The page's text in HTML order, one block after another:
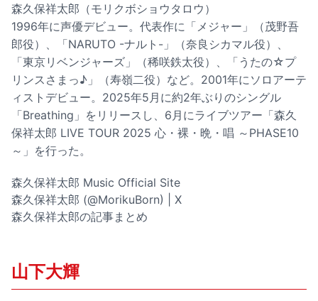
森久保祥太郎（モリクボショウタロウ）
1996年に声優デビュー。代表作に「メジャー」（茂野吾
郎役）、「NARUTO -ナルト-」（奈良シカマル役）、
「東京リベンジャーズ」（稀咲鉄太役）、「うたの☆プ
リンスさまっ♪」（寿嶺二役）など。2001年にソロアーテ
ィストデビュー。2025年5月に約2年ぶりのシングル
「Breathing」をリリースし、6月にライブツアー「森久
保祥太郎 LIVE TOUR 2025 心・裸・晩・唱 ～PHASE10
～」を行った。
森久保祥太郎 Music Official Site
森久保祥太郎 (@MorikuBorn) | X
森久保祥太郎の記事まとめ
山下大輝